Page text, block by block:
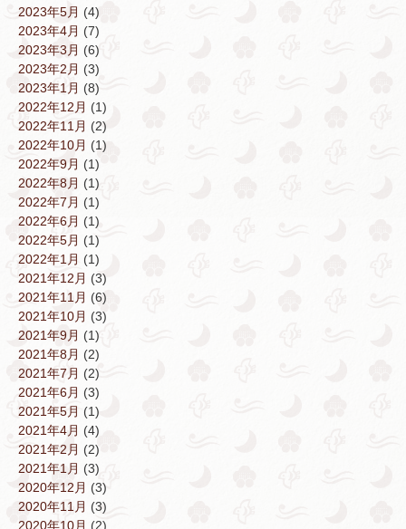
2023年5月 (4)
2023年4月 (7)
2023年3月 (6)
2023年2月 (3)
2023年1月 (8)
2022年12月 (1)
2022年11月 (2)
2022年10月 (1)
2022年9月 (1)
2022年8月 (1)
2022年7月 (1)
2022年6月 (1)
2022年5月 (1)
2022年1月 (1)
2021年12月 (3)
2021年11月 (6)
2021年10月 (3)
2021年9月 (1)
2021年8月 (2)
2021年7月 (2)
2021年6月 (3)
2021年5月 (1)
2021年4月 (4)
2021年2月 (2)
2021年1月 (3)
2020年12月 (3)
2020年11月 (3)
2020年10月 (2)